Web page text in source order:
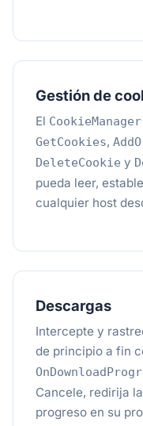
Gestión de
El CookieManager
GetCookies,
DeleteCookie y
pueda leer,
cualquier host
Descargas
Intercepte y
de principio a fin
Cancele, redirija
progreso en su